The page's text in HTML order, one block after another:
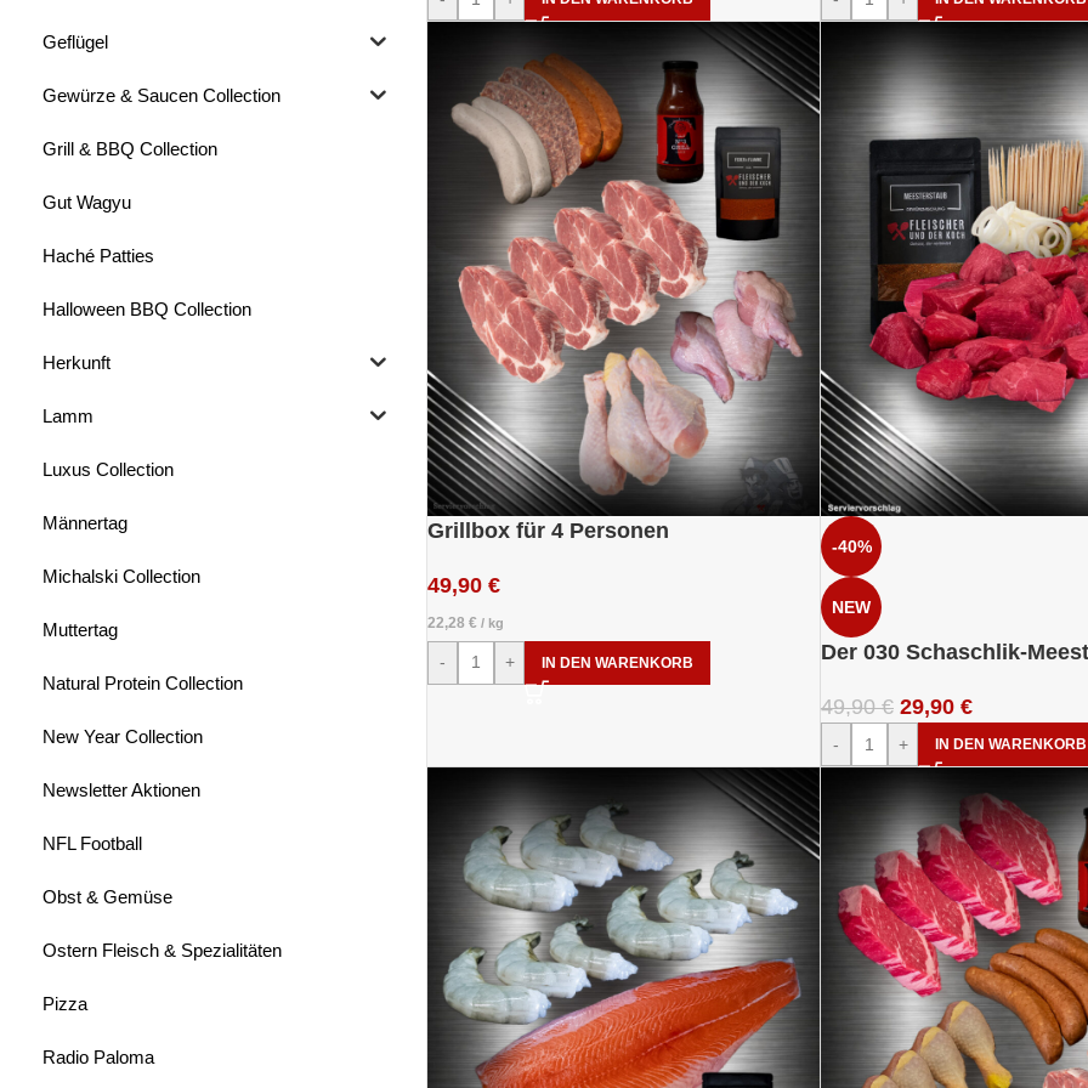
Geflügel
Gewürze & Saucen Collection
Grill & BBQ Collection
Gut Wagyu
Haché Patties
Halloween BBQ Collection
Herkunft
Lamm
Luxus Collection
Männertag
Michalski Collection
Muttertag
Natural Protein Collection
New Year Collection
Newsletter Aktionen
NFL Football
Obst & Gemüse
Ostern Fleisch & Spezialitäten
Pizza
Radio Paloma
Grillbox für 4 Personen
49,90 €
22,28 € / kg
- + IN DEN WARENKORB
-40%
NEW
Der 030 Schaschlik-
49,90€ 29,90 €
- + IN DEN WARENKORB